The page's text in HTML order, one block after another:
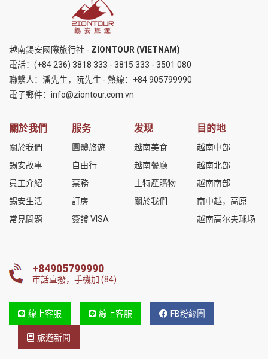
越南錫安國際旅行社 - ZIONTOUR (VIETNAM)
電話： (+84 236) 3818 333 - 3815 333 - 3501 080
聯繫人：潘先生，阮先生 - 熱線： +84 905799990
電子郵件： info@ziontour.com.vn
關於我們
關於我們
錫安故事
員工介紹
錫安生活
常見問題
服务
團體旅遊
自由行
票務
訂房
簽證 VISA
发现
越南美食
越南餐廳
土特產購物
關於我們
目的地
越南中部
越南北部
越南南部
南中越，高原
越南高尔夫球场
+84905799990
市話直撥，手機加 (84)
線上客服 線上客服 FB粉絲團
旅遊新聞